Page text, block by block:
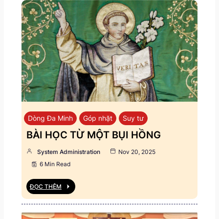
Dòng Đa Minh Góp nhặt Suy tư
BÀI HỌC TỪ MỘT BỤI HỒNG
System Administration
Nov 20, 2025
6 Min Read
ĐỌC THÊM